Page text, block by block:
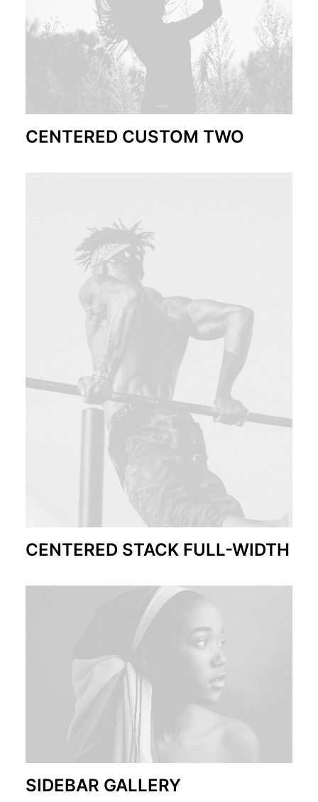
CENTERED CUSTOM TWO
CENTERED STACK FULL-WIDTH
SIDEBAR GALLERY